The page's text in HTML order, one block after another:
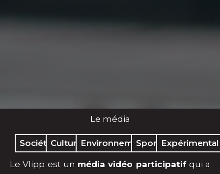
Le média
SociétéCultureEnvironnementSport Expérimental
Le Vlipp est un média vidéo participatifqui a